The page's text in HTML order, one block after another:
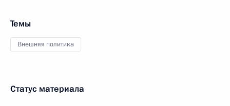
Темы
Внешняя политика
Статус материала